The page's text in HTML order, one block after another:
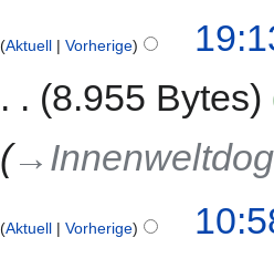
Aktuell Vorherige
8.955 Bytes
Aktuell Vorherige